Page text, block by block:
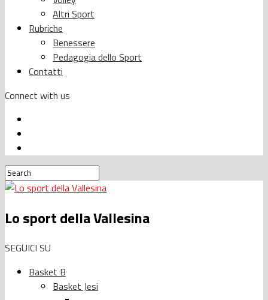
Altri Sport
Rubriche
Benessere
Pedagogia dello Sport
Contatti
Connect with us
Lo sport della Vallesina
SEGUICI SU
Basket B
Basket Jesi